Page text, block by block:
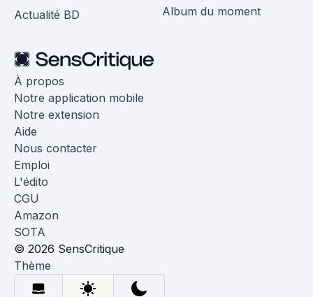
Actualité BD
Album du moment
À propos
Notre application mobile
Notre extension
Aide
Nous contacter
Emploi
L'édito
CGU
Amazon
SOTA
© 2026 SensCritique
Thème